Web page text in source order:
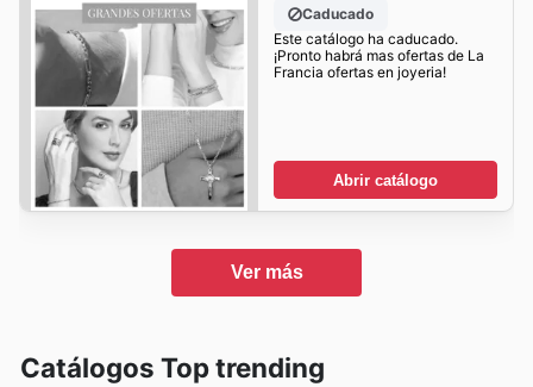
Caducado
Este catálogo ha caducado.
¡Pronto habrá mas ofertas de La
Francia ofertas en joyeria!
Abrir catálogo
Ver más
Catálogos Top trending